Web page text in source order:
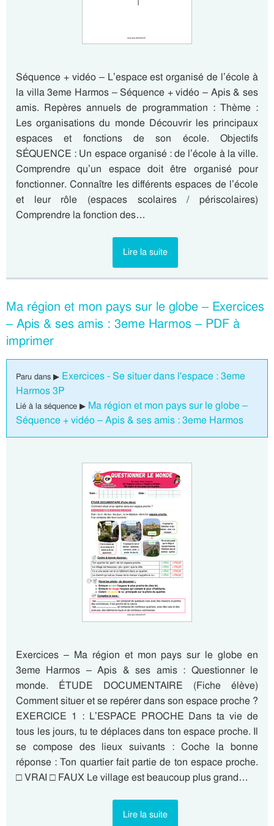
Séquence + vidéo – L’espace est organisé de l’école à
la villa 3eme Harmos – Séquence + vidéo – Apis & ses
amis. Repères annuels de programmation : Thème :
Les organisations du monde Découvrir les principaux
espaces et fonctions de son école. Objectifs
SÉQUENCE : Un espace organisé : de l’école à la ville.
Comprendre qu’un espace doit être organisé pour
fonctionner. Connaître les différents espaces de l’école
et leur rôle (espaces scolaires / périscolaires)
Comprendre la fonction des…
Lire la suite
Ma région et mon pays sur le globe – Exercices
– Apis & ses amis : 3eme Harmos – PDF à
imprimer
Paru dans ▶ Exercices - Se situer dans l'espace : 3eme
Harmos 3P
Lié à la séquence ▶ Ma région et mon pays sur le globe –
Séquence + vidéo – Apis & ses amis : 3eme Harmos
Exercices – Ma région et mon pays sur le globe en
3eme Harmos – Apis & ses amis : Questionner le
monde. ÉTUDE DOCUMENTAIRE (Fiche élève)
Comment situer et se repérer dans son espace proche ?
EXERCICE 1 : L’ESPACE PROCHE Dans ta vie de
tous les jours, tu te déplaces dans ton espace proche. Il
se compose des lieux suivants : Coche la bonne
réponse : Ton quartier fait partie de ton espace proche.
□ VRAI □ FAUX Le village est beaucoup plus grand…
Lire la suite